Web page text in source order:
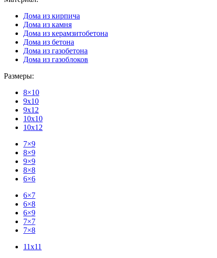
Дома из кирпича
Дома из камня
Дома из керамзитобетона
Дома из бетона
Дома из газобетона
Дома из газоблоков
Размеры:
8×10
9x10
9x12
10x10
10x12
7×9
8×9
9×9
8×8
6×6
6×7
6×8
6×9
7×7
7×8
11x11